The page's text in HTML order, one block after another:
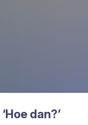
‘Hoe dan?’